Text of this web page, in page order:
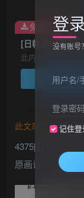
此内容为免费资源
免费资源
此文章由 橙光艺术
4375[日韩画风]
原画设计设定
登
没有账号
用户名/
登录密码
记住登